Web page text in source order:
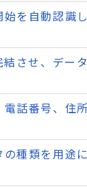
を自動認識
させ、デー
話番号、住
種類を用途